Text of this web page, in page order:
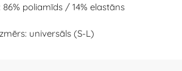
86% poliamīds / 14% elastāns
universāls (S-L)